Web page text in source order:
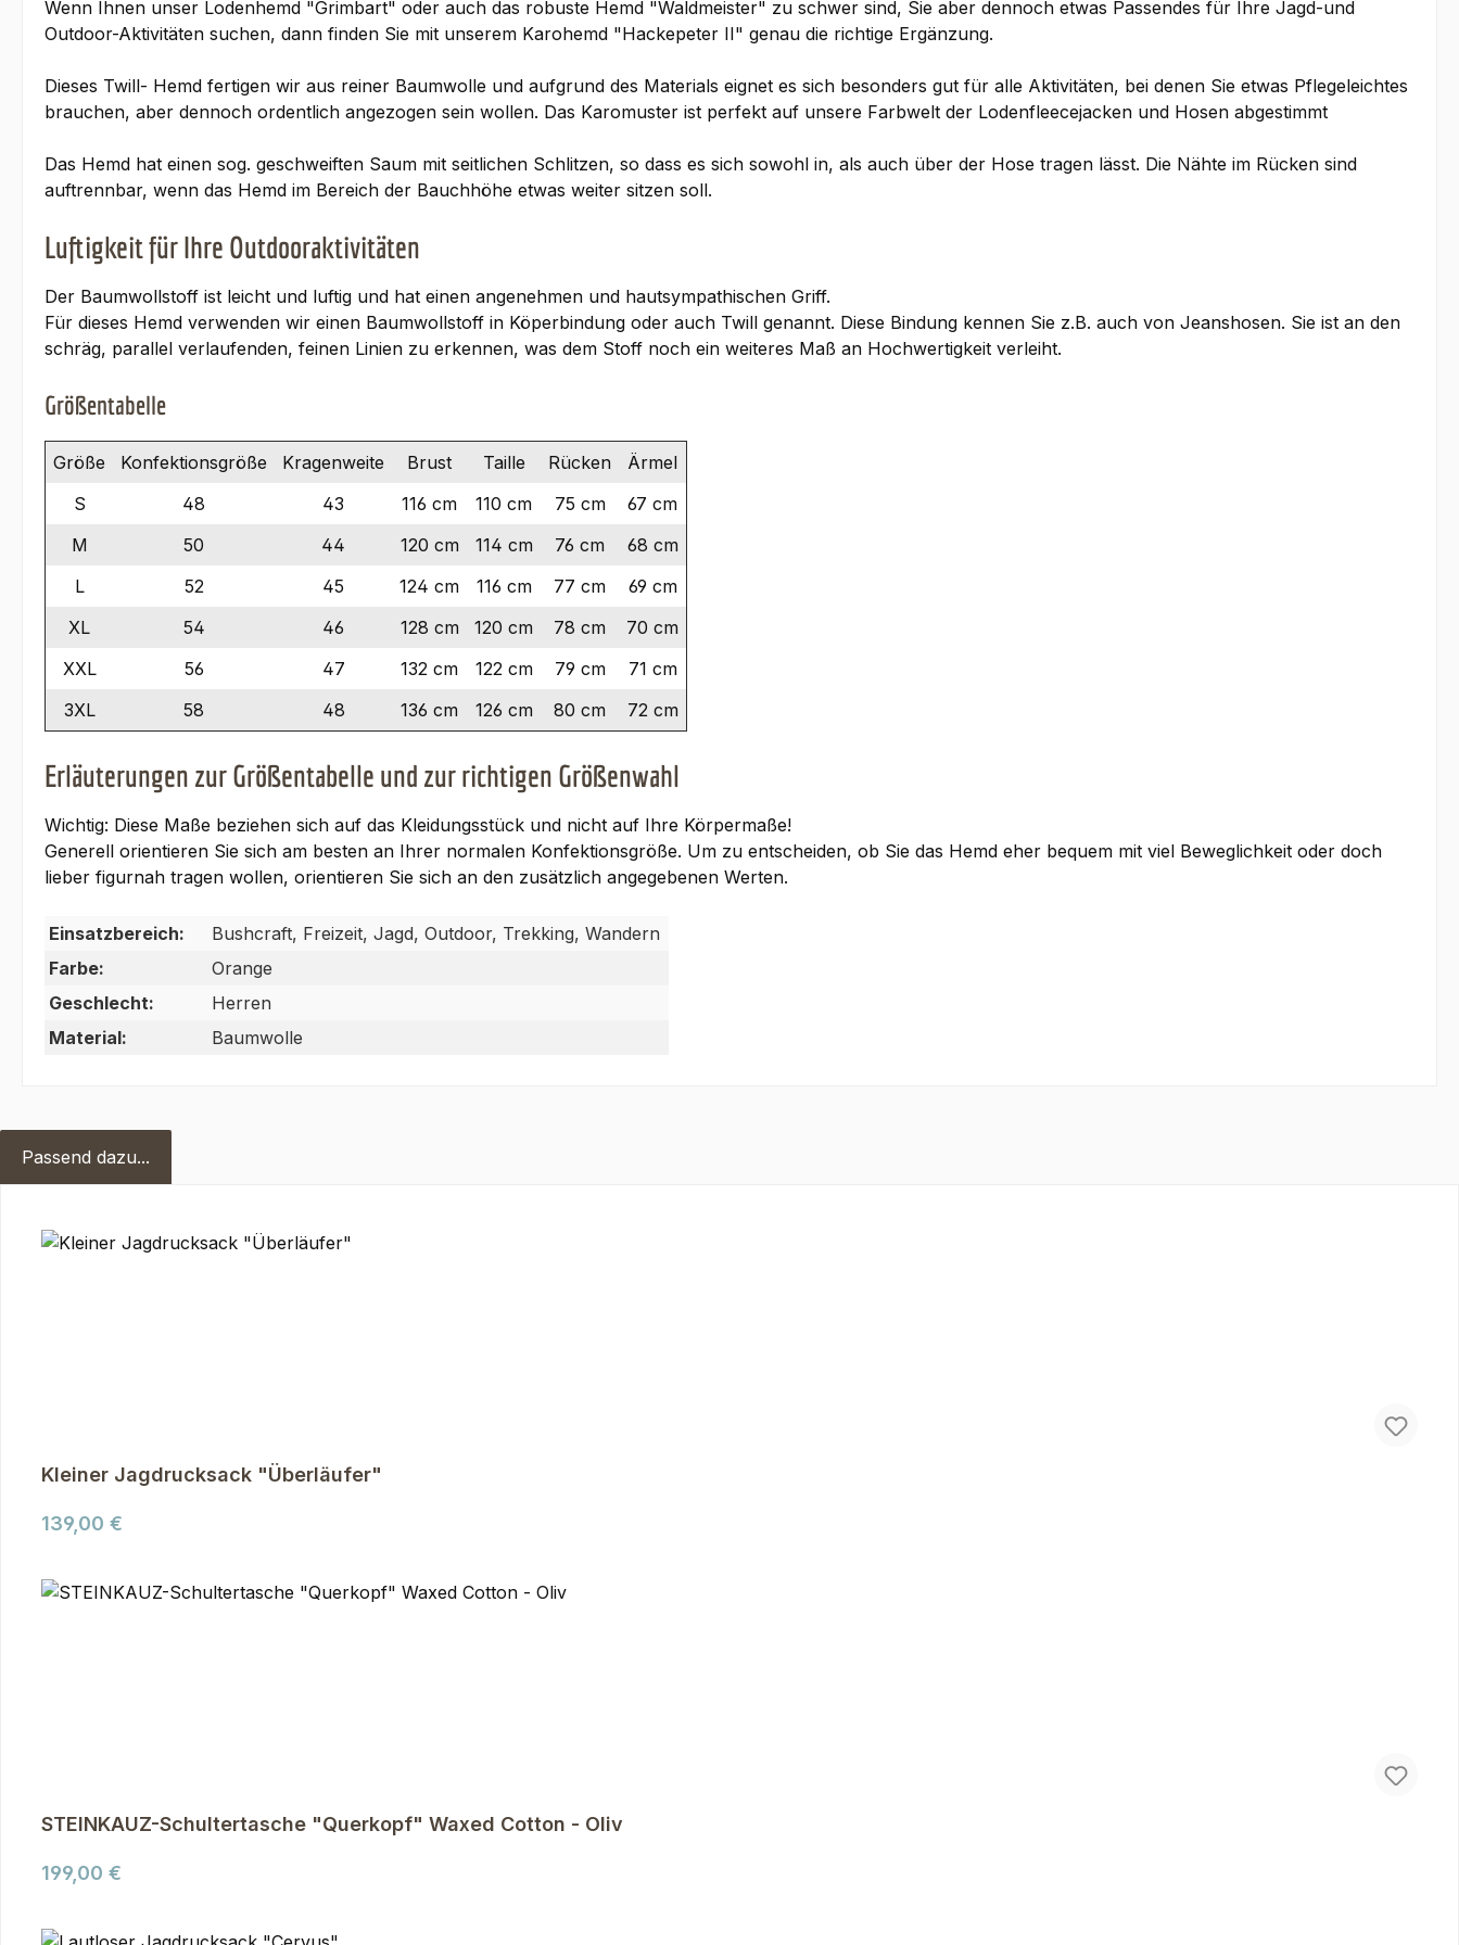
Wenn Ihnen unser Lodenhemd "Grimbart" oder auch das robuste Hemd "Waldmeister" zu schwer sind, Sie aber dennoch etwas Passendes für Ihre Jagd-und
Outdoor-Aktivitäten suchen, dann finden Sie mit unserem Karohemd "Hackepeter II" genau die richtige Ergänzung.
Dieses Twill- Hemd fertigen wir aus reiner Baumwolle und aufgrund des Materials eignet es sich besonders gut für alle Aktivitäten, bei denen Sie etwas Pflegeleichtes
brauchen, aber dennoch ordentlich angezogen sein wollen. Das Karomuster ist perfekt auf unsere Farbwelt der Lodenfleecejacken und Hosen abgestimmt
Das Hemd hat einen sog. geschweiften Saum mit seitlichen Schlitzen, so dass es sich sowohl in, als auch über der Hose tragen lässt. Die Nähte im Rücken sind
auftrennbar, wenn das Hemd im Bereich der Bauchhöhe etwas weiter sitzen soll.
Luftigkeit für Ihre Outdooraktivitäten
Der Baumwollstoff ist leicht und luftig und hat einen angenehmen und hautsympathischen Griff.
Für dieses Hemd verwenden wir einen Baumwollstoff in Köperbindung oder auch Twill genannt. Diese Bindung kennen Sie z.B. auch von Jeanshosen. Sie ist an den
schräg, parallel verlaufenden, feinen Linien zu erkennen, was dem Stoff noch ein weiteres Maß an Hochwertigkeit verleiht.
Größentabelle
Größe Konfektionsgröße Kragenweite Brust Taille Rücken
Ärmel
S
48 43 116 cm 110 cm 75 cm
67 cm
M
50 44 120 cm 114 cm 76 cm
68 cm
L
52 45 124 cm 116 cm 77 cm
69 cm
XL
54 46 128 cm 120 cm 78 cm
70 cm
XXL
56 47 132 cm 122 cm 79 cm
71 cm
3XL
58 48 136 cm 126 cm 80 cm 72 cm
Erläuterungen zur Größentabelle und zur richtigen Größenwahl
Wichtig: Diese Maße beziehen sich auf das Kleidungsstück und nicht auf Ihre Körpermaße!
Generell orientieren Sie sich am besten an Ihrer normalen Konfektionsgröße. Um zu entscheiden, ob Sie das Hemd eher bequem mit viel Beweglichkeit oder doch
lieber figurnah tragen wollen, orientieren Sie sich an den zusätzlich angegebenen Werten.
Einsatzbereich:
Bushcraft, Freizeit, Jagd, Outdoor, Trekking, Wandern
Farbe:
Orange
Geschlecht:
Herren
Material:
Baumwolle
Passend dazu...
Kleiner Jagdrucksack "Überläufer"
Regulärer Preis:
139,00 €
STEINKAUZ-Schultertasche "Querkopf" Waxed Cotton - Oliv
Regulärer Preis:
199,00 €